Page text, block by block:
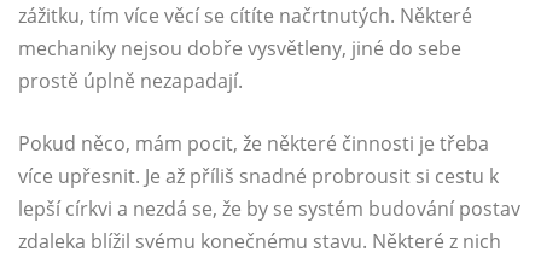
zážitku, tím více věcí se cítíte načrtnutých. Některé
mechaniky nejsou dobře vysvětleny, jiné do sebe
prostě úplně nezapadají.
Pokud něco, mám pocit, že některé činnosti je třeba
více upřesnit. Je až příliš snadné probrousit si cestu k
lepší církvi a nezdá se, že by se systém budování postav
zdaleka blížil svému konečnému stavu. Některé z nich